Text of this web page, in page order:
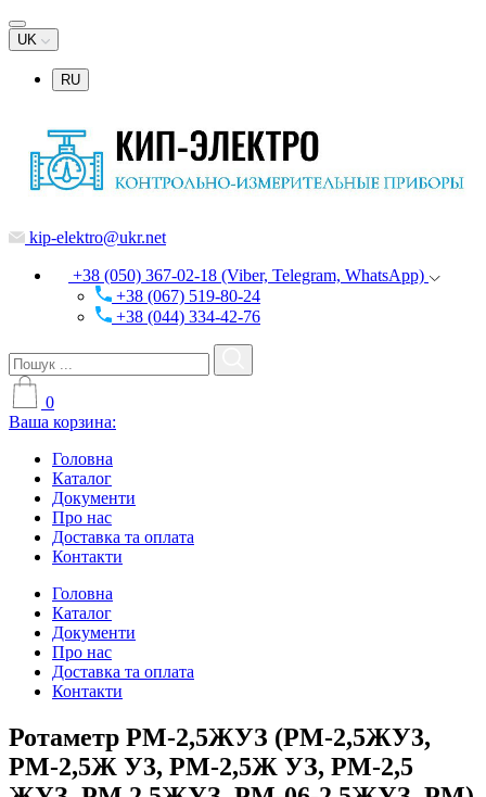
UK
RU
kip-elektro@ukr.net
+38 (050) 367-02-18 (Viber, Telegram, WhatsApp)
+38 (067) 519-80-24
+38 (044) 334-42-76
0
Ваша корзина:
Головна
Каталог
Документи
Про нас
Доставка та оплата
Контакти
Головна
Каталог
Документи
Про нас
Доставка та оплата
Контакти
Ротаметр РМ-2,5ЖУЗ (РМ-2,5ЖУ3,
РМ-2,5Ж У3, РМ-2,5Ж УЗ, РМ-2,5